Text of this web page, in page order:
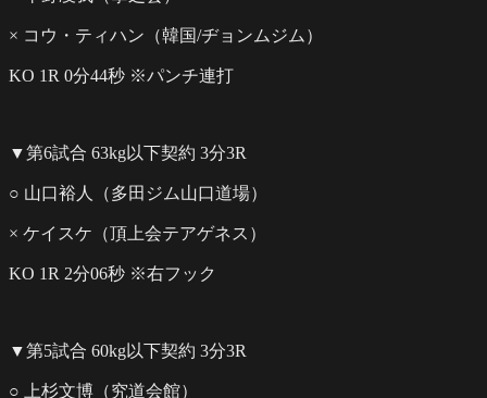
× コウ・ティハン（韓国/ヂョンムジム）
KO 1R 0分44秒 ※パンチ連打
▼第6試合 63kg以下契約 3分3R
○ 山口裕人（多田ジム山口道場）
× ケイスケ（頂上会テアゲネス）
KO 1R 2分06秒 ※右フック
▼第5試合 60kg以下契約 3分3R
○ 上杉文博（究道会館）